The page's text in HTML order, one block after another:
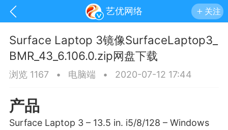
艺优网络 关注
Surface Laptop 3镜像SurfaceLaptop3_
BMR_43_6.106.0.zip网盘下载
浏览 1167 • 电脑端 • 2020-07-12 17:44
产品
Surface Laptop 3 – 13.5 in. i5/8/128 – Windows